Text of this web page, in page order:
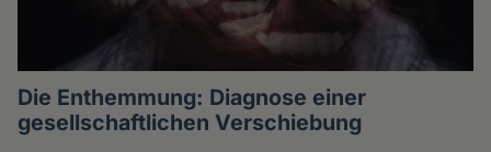
Die Enthemmung: Diagnose einer
gesellschaftlichen Verschiebung